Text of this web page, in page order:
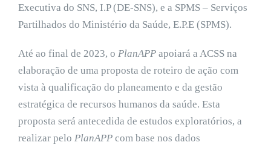
Executiva do SNS, I.P (DE-SNS), e a SPMS – Serviços
Partilhados do Ministério da Saúde, E.P.E (SPMS).
Até ao final de 2023, o PlanAPP apoiará a ACSS na
elaboração de uma proposta de roteiro de ação com
vista à qualificação do planeamento e da gestão
estratégica de recursos humanos da saúde. Esta
proposta será antecedida de estudos exploratórios, a
realizar pelo PlanAPP com base nos dados